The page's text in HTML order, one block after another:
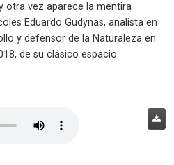
otra vez aparece la mentira
Eduardo Gudynas, analista en
y defensor de la Naturaleza en
de su clásico espacio